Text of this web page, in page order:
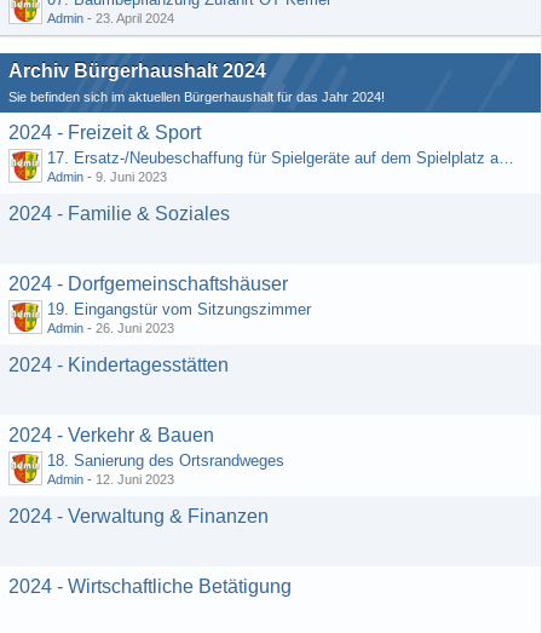
Admin - 23. April 2024
Archiv Bürgerhaushalt 2024
Sie befinden sich im aktuellen Bürgerhaushalt für das Jahr 2024!
2024 - Freizeit & Sport
17. Ersatz-/Neubeschaffung für Spielgeräte auf dem Spielplatz am DGH
Admin - 9. Juni 2023
2024 - Familie & Soziales
2024 - Dorfgemeinschaftshäuser
19. Eingangstür vom Sitzungszimmer
Admin - 26. Juni 2023
2024 - Kindertagesstätten
2024 - Verkehr & Bauen
18. Sanierung des Ortsrandweges
Admin - 12. Juni 2023
2024 - Verwaltung & Finanzen
2024 - Wirtschaftliche Betätigung